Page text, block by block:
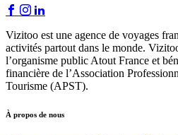
Vizitoo est une agence de voyages
activités partout dans le monde.
l’organisme public Atout France et
financière de l’Association
Tourisme (APST).
À propos de nous